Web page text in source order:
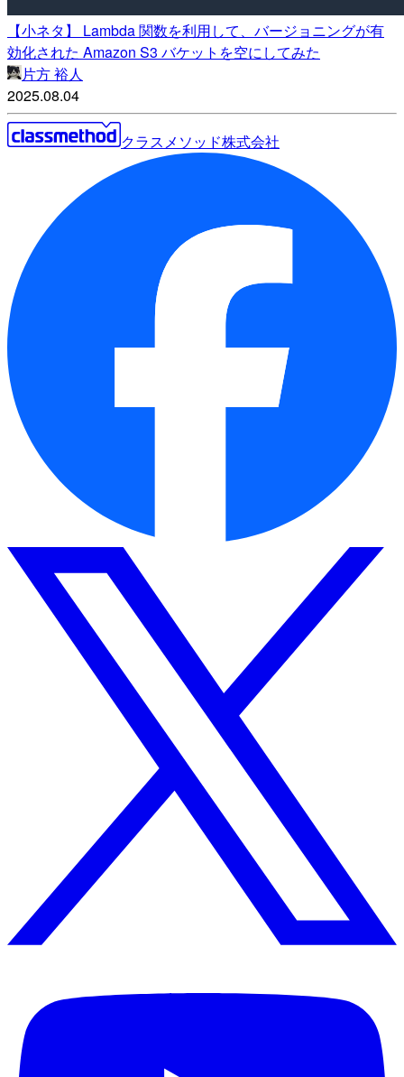
【小ネタ】 Lambda 関数を利用して、バージョニングが有
効化された Amazon S3 バケットを空にしてみた
片方 裕人
2025.08.04
クラスメソッド株式会社